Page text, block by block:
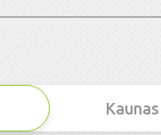
Kaunas